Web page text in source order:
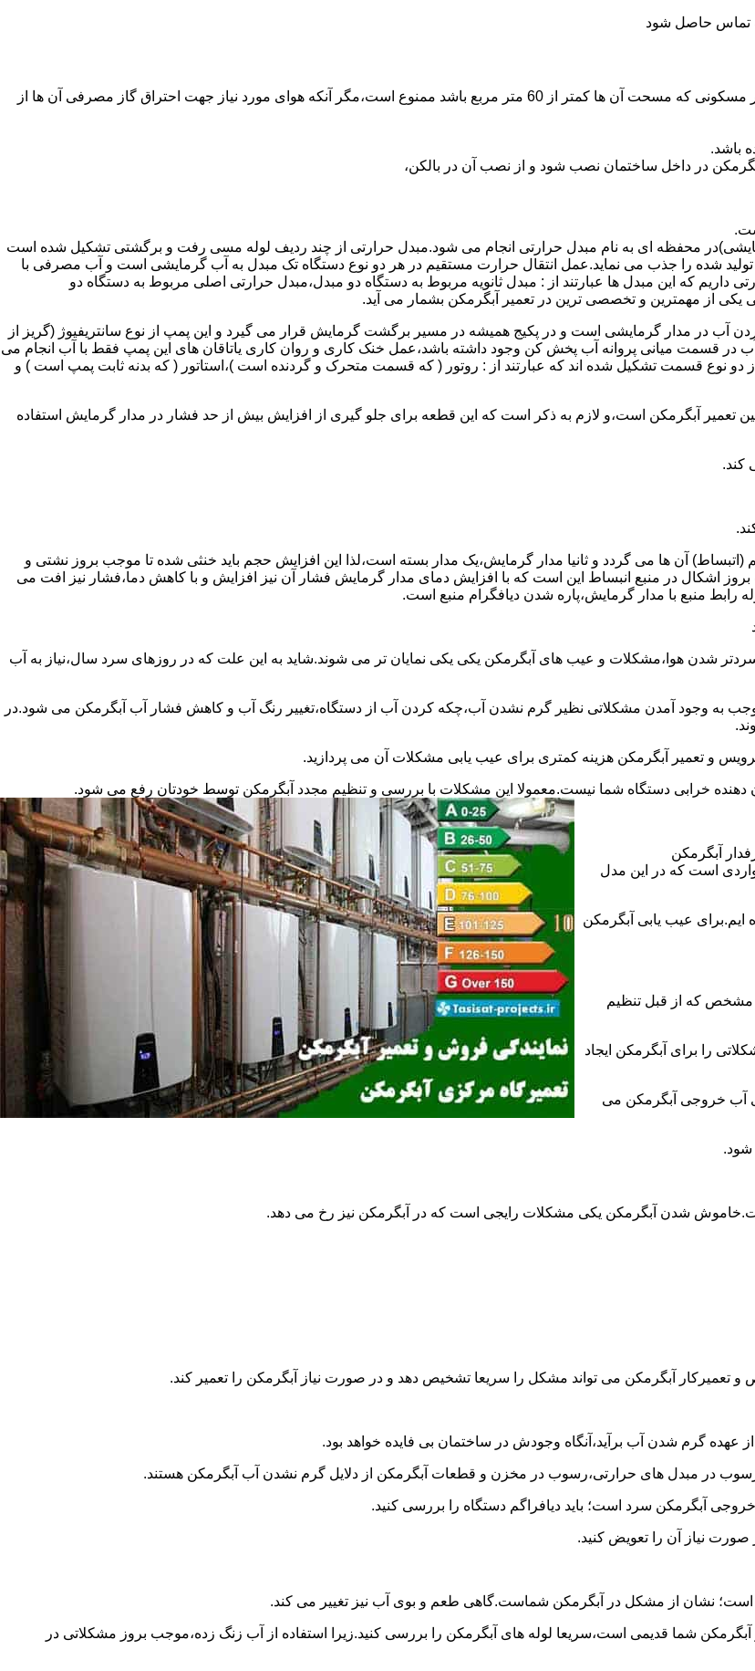
تماس حاصل شود
نصب وسایل گاز سوز پر مصرف مانند آبگرمکن در واحدهای مسکونی و غیر مسکونی که مسحت آن ها کمتر از 60 متر مربع باشد ممنوع است،مگر آنکه هوای مورد نیاز جهت احتراق گاز مصرفی آن ها از
در داخل ساختمان نصب شود و از نصب آن در بالکن،
محفظه ای به نام مبدل حرارتی انجام می شود.مبدل حرارتی از چند ردیف لوله مسی رفت و برگشتی تشکیل شده است
شده را جذب می نماید.عمل انتقال حرارت مستقیم در هر دو نوع دستگاه تک مبدل به آب گرمایشی است و آب مصرفی با
که این مبدل ها عبارتند از : مبدل ثانویه مربوط به دستگاه دو مبدل،مبدل حرارتی اصلی مربوط به دستگاه دو
از مهمترین و تخصصی ترین در تعمیر آبگرمکن بشمار می آید.
آب در مدار گرمایشی است و در پکیج همیشه در مسیر برگشت گرمایش قرار می گیرد و این پمپ از نوع سانتریفیوژ (گریز از
پمپ لازم است آب در قسمت میانی پروانه آب پخش کن وجود داشته باشد،عمل خنک کاری و روان کاری یاتاقان های این پمپ فقط با آب انجام می
دو نوع قسمت تشکیل شده اند که عبارتند از : روتور ( که قسمت متحرک و گردنده است )،استاتور ( که بدنه ثابت پمپ است ) و
تعمیر آبگرمکن است،و لازم به ذکر است که این قطعه برای جلو گیری از افزایش بیش از حد فشار در مدار گرمایش استفاده
(اتبساط) آن ها می گردد و ثانیا مدار گرمایش،یک مدار بسته است،لذا این افزایش حجم باید خنثی شده تا موجب بروز نشتی و
اشکال در منبع انبساط این است که با افزایش دمای مدار گرمایش فشار آن نیز افزایش و با کاهش دما،فشار نیز افت می
رابط منبع با مدار گرمایش،پاره شدن دیافگرام منبع است.
شدن هوا،مشکلات و عیب های آبگرمکن یکی یکی نمایان تر می شوند.شاید به این علت که در روزهای سرد سال،نیاز به آب
به وجود آمدن مشکلاتی نظیر گرم نشدن آب،چکه کردن آب از دستگاه،تغییر رنگ آب و کاهش فشار آب آبگرمکن می شود.در
و تعمیر آبگرمکن هزینه کمتری برای عیب یابی مشکلات آن می پردازید.
خرابی دستگاه شما نیست.معمولا این مشکلات با بررسی و تنظیم مجدد آبگرمکن توسط خودتان رفع می شود.
آبگرمکن
است که در این مدل
عیب یابی آبگرمکن
مشخص که از قبل تنظیم
را برای آبگرمکن ایجاد
آب خروجی آبگرمکن می
شود.
شدن آبگرمکن یکی مشکلات رایجی است که در آبگرمکن نیز رخ می دهد.
تعمیرکار آبگرمکن می تواند مشکل را سریعا تشخیص دهد و در صورت نیاز آبگرمکن را تعمیر کند.
عهده گرم شدن آب برآید،آنگاه وجودش در ساختمان بی فایده خواهد بود.
در مبدل های حرارتی،رسوب در مخزن و قطعات آبگرمکن از دلایل گرم نشدن آب آبگرمکن هستند.
آبگرمکن سرد است؛ باید دیافراگم دستگاه را بررسی کنید.
نیاز آن را تعویض کنید.
است؛ نشان از مشکل در آبگرمکن شماست.گاهی طعم و بوی آب نیز تغییر می کند.
شما قدیمی است،سریعا لوله های آبگرمکن را بررسی کنید.زیرا استفاده از آب زنگ زده،موجب بروز مشکلاتی در